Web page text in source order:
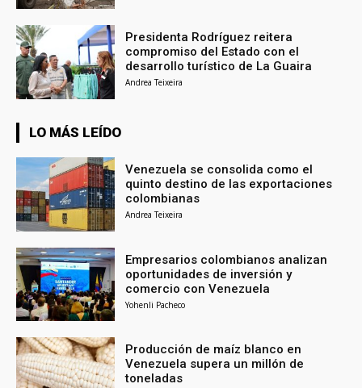
Presidenta Rodríguez reitera
compromiso del Estado con el
desarrollo turístico de La Guaira
Andrea Teixeira
LO MÁS LEÍDO
Venezuela se consolida como el
quinto destino de las exportaciones
colombianas
Andrea Teixeira
Empresarios colombianos analizan
oportunidades de inversión y
comercio con Venezuela
Yohenli Pacheco
Producción de maíz blanco en
Venezuela supera un millón de
toneladas